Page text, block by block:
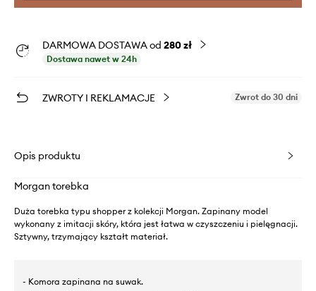
DARMOWA DOSTAWA od 280 zł
Dostawa nawet w 24h
ZWROTY I REKLAMACJE Zwrot do 30 dni
Opis produktu
Morgan torebka
Duża torebka typu shopper z kolekcji Morgan. Zapinany model
wykonany z imitacji skóry, która jest łatwa w czyszczeniu i pielęgnacji.
Sztywny, trzymający kształt materiał.
- Komora zapinana na suwak.